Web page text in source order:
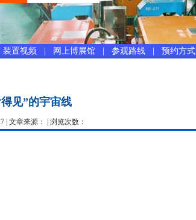
装置视频 网上博展馆 参观路线 预约方式
见”的宇宙线
| 文章来源： | 浏览次数：